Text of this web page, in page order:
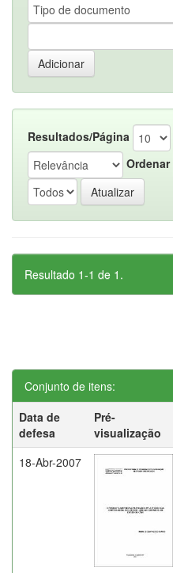
Resultados/Página
Ordenar
Resultado 1-1 de 1.
Conjunto de itens:
Data de
defesa
Pré-
visualização
18-Abr-2007